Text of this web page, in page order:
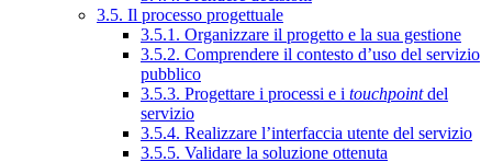
3.5. Il processo progettuale
3.5.1. Organizzare il progetto e la sua gestione
3.5.2. Comprendere il contesto d’uso del servizio
pubblico
3.5.3. Progettare i processi e i touchpointdel
servizio
3.5.4. Realizzare l’interfaccia utente del servizio
3.5.5. Validare la soluzione ottenuta